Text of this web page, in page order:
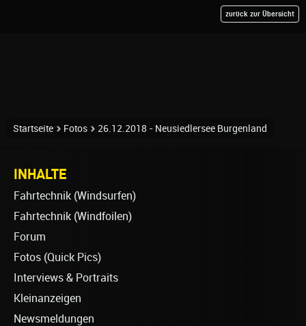
zurück zur Übersicht
Startseite Fotos 26.12.2018 - Neusiedlersee Burgenland
INHALTE
Fahrtechnik (Windsurfen)
Fahrtechnik (Windfoilen)
Forum
Fotos (Quick Pics)
Interviews & Portraits
Kleinanzeigen
Newsmeldungen